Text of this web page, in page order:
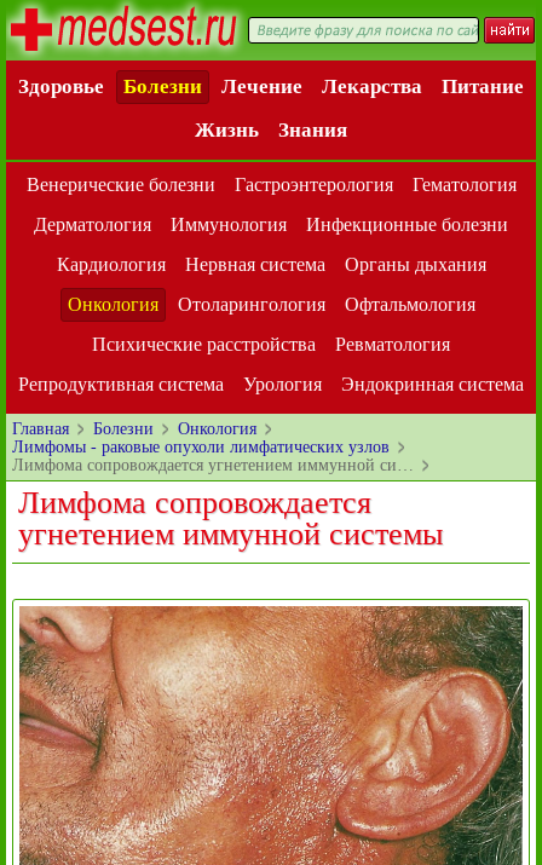
Здоровье Болезни Лечение Лекарства
Питание
Жизнь
Знания
Венерические болезни Гастроэнтерология
Гематология
Дерматология
Иммунология
Инфекционные болезни
Кардиология
Нервная система
Органы дыхания
Онкология
Отоларингология
Офтальмология
Психические расстройства
Ревматология
Репродуктивная система
Урология Эндокринная система
Главная Болезни
Онкология
Лимфомы - раковые опухоли лимфатических узлов
Лимфома сопровождается угнетением иммунной си…
Лимфома сопровождается
угнетением иммунной системы